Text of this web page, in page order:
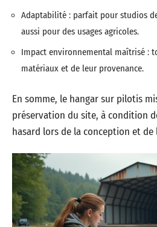
Adaptabilité : parfait pour studios
aussi pour des usages agricoles.
Impact environnemental maîtrisé :
matériaux et de leur provenance.
En somme, le hangar sur pilotis
préservation du site, à condition
hasard lors de la conception et de